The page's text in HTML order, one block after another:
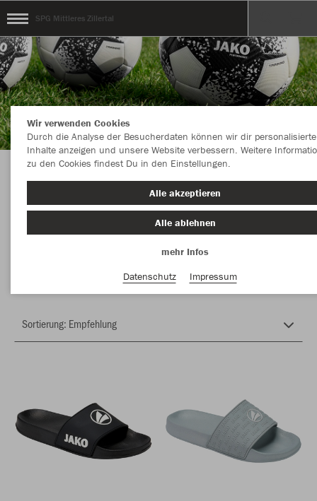
SPG Mittleres Zillertal
KOLLEKTION SpG Mittleres Zillertal powered by
SANDRAS SPORTSLINE
Wir verwenden Cookies
Durch die Analyse der Besucherdaten können wir dir personalisierte
Inhalte anzeigen und unsere Website verbessern. Weitere
zu den Cookies findest Du in den Einstellungen.
Alle akzeptieren
Alle ablehnen
mehr Infos
Datenschutz
Impressum